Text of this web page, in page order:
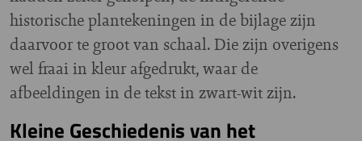
historische plantekeningen in de bijlage zijn
daarvoor te groot van schaal. Die zijn overigens
wel fraai in kleur afgedrukt, waar de
afbeeldingen in de tekst in zwart-wit zijn.
Kleine Geschiedenis van het